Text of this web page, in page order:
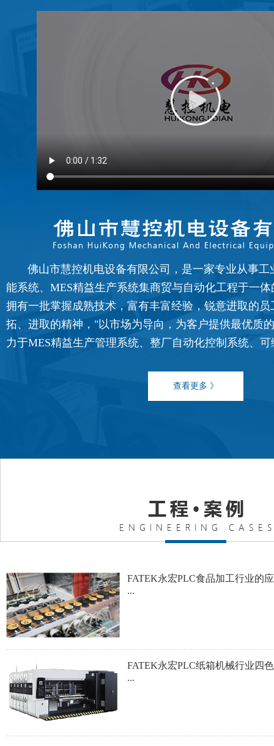
佛山市慧控机电设备有限公司，是一家专业从事工
能系统、MES精益生产系统集商贸与自动化工程于一
拥有一批掌握成熟技术，富有丰富经验，锐意进取的
拓、进取的精神，"以市场为导向，为客户提供最优质
力于MES精益生产管理系统、整厂自动化控制系统、
查看更多 》
FATEK永宏PLC食品加工行业的
...
FATEK永宏PLC纸箱机械行业四
FATEK永宏PLC纺织印染行业全
...
FATEK永宏PLC纺织印染行业剑
...